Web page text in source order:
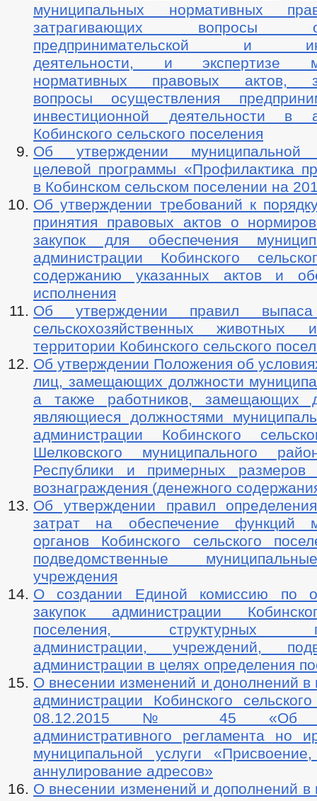
муниципальных нормативных
затрагивающих вопросы
предпринимательской и
деятельности, и экспертизе
нормативных правовых актов,
вопросы осуществления
инвестиционной деятельности в
Кобинского сельского поселения
Об утверждении муниципальной
целевой программы «Профилактика
в Кобинском сельском поселении на
Об утверждении требований к
принятия правовых актов о
закупок для обеспечения
администрации Кобинского
содержанию указанных актов и
исполнения
Об утверждении правил
сельскохозяйственных
территории Кобинского сельского
Об утверждении Положения об
лиц, замещающих должности
а также работников, замещающих
являющиеся должностями
администрации Кобинского
Шелковского муниципального
Республики и примерных размеров
вознаграждения (денежного
Об утверждении правил
затрат на обеспечение функций
органов Кобинского сельского
подведомственные
учреждения
О создании Единой комиссию по
закупок администрации
поселения, структурных
администрации, учреждений,
администрации в целях определения
О внесении изменений и донолнений в
администрации Кобинского
08.12.2015 № 45 «Об
административного регламента но
муниципальной услуги
аннулирование адресов»
О внесении изменений и дополнений в